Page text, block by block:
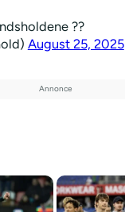
??
August 25, 2025